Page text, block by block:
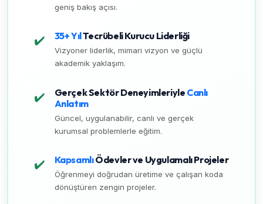
geniş bakış açısı.
✔️ 35+ YılTecrübeli Kurucu Liderliği
Vizyoner liderlik, mimari vizyon ve güçlü
akademik yaklaşım.
✔️ Gerçek Sektör Deneyimleriyle Canlı
Anlatım
Güncel, uygulanabilir, canlı ve gerçek
kurumsal problemlerle eğitim.
✔️ KapsamlıÖdevler ve Uygulamalı Projeler
Öğrenmeyi doğrudan üretime ve çalışan koda
dönüştüren zengin projeler.